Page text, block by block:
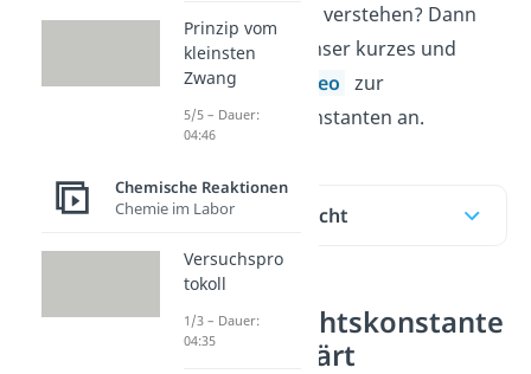
Form eines
verstehen? Dann
schau dir gerne unser kurzes und
verständliches
Video zur
Gleichgewichtskonstanten an.
Inhaltsübersicht
Gleichgewichtskonstante
einfach erklärt
Prinzip vom
kleinsten
Zwang
5/5 – Dauer:
04:46
Chemische Reaktionen
Chemie im Labor
Versuchspro
tokoll
1/3 – Dauer:
04:35